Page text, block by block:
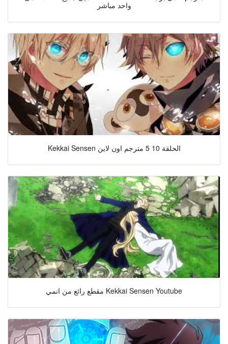
واحد مباشر
Kekkai Sensen الحلقة 10 5 مترجم اون لاين
مقطع رائع من انمي Kekkai Sensen Youtube